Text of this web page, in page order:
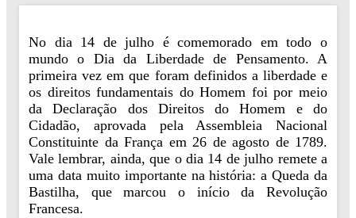
No dia 14 de julho é comemorado em todo o
mundo o Dia da Liberdade de Pensamento. A
primeira vez em que foram definidos a liberdade e
os direitos fundamentais do Homem foi por meio
da Declaração dos Direitos do Homem e do
Cidadão, aprovada pela Assembleia Nacional
Constituinte da França em 26 de agosto de 1789.
Vale lembrar, ainda, que o dia 14 de julho remete a
uma data muito importante na história: a Queda da
Bastilha, que marcou o início da Revolução
Francesa.